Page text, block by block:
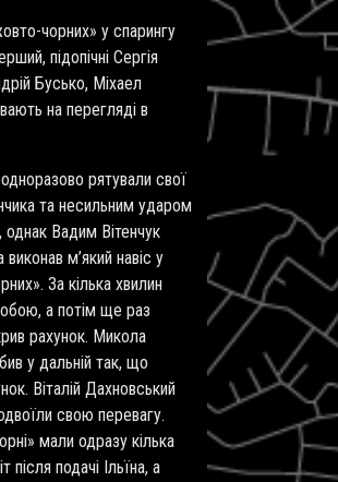
чорних» у спарингу
підопічні Сергія
Бусько, Міхаел
на перегляді в
рятували свої
та несильним ударом
однак Вадим Вітенчук
м’який навіс у
За кілька хвилин
а потім ще раз
рахунок. Микола
у дальній так, що
Віталій Дахновський
свою перевагу.
мали одразу кілька
подачі Ільїна, а